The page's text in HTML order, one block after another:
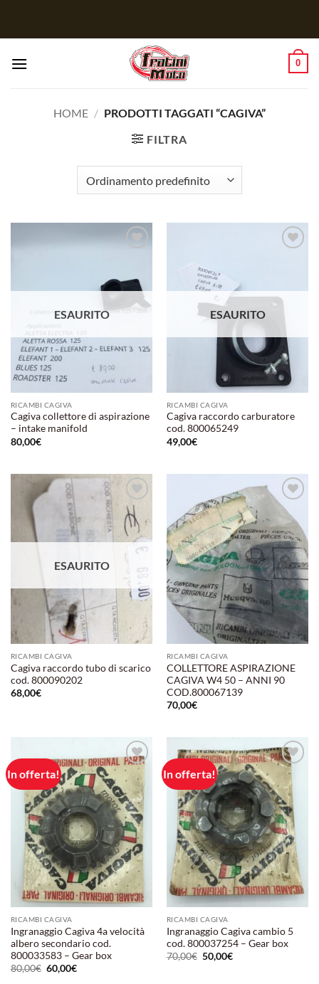
0
HOME / PRODOTTI TAGGATI “CAGIVA”
FILTRA
dei
desideri
ESAURITO
RICAMBI CAGIVA
Cagiva collettore di aspirazione
– intake manifold
80,00€
ESAURITO
RICAMBI CAGIVA
Cagiva raccordo carburatore
cod. 800065249
49,00€
Aggiungi
alla lista
dei
desideri
ESAURITO
RICAMBI CAGIVA
Cagiva raccordo tubo di scarico
cod. 800090202
68,00€
Aggiungi
alla lista
dei
desideri
RICAMBI CAGIVA
COLLETTORE ASPIRAZIONE
CAGIVA W4 50 – ANNI 90
COD.800067139
70,00€
In offerta!
Aggiungi
alla lista
dei
desideri
RICAMBI CAGIVA
Ingranaggio Cagiva 4a velocità
albero secondario cod.
800033583 – Gear box
80,00€ Il
prezzo
60,00€Il
In offerta!
Aggiungi
alla lista
dei
desideri
RICAMBI CAGIVA
Ingranaggio Cagiva cambio 5
cod. 800037254 – Gear box
70,00€ Il
prezzo
50,00€Il